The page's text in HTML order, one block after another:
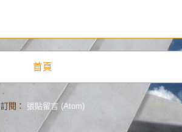
首頁
訂閱： 張貼留言 (Atom)